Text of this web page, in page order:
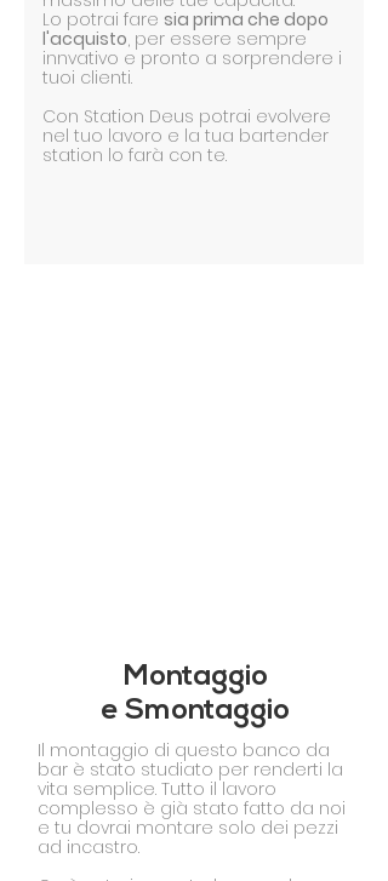
Lo potrai fare sia prima che dopo
l'acquisto, per essere sempre
innvativo e pronto a sorprendere i
tuoi clienti.
Con Station Deus potrai evolvere
nel tuo lavoro e la tua bartender
station lo farà con te.
Montaggio
e Smontaggio
Il montaggio di questo banco da
bar è stato studiato per renderti la
vita semplice. Tutto il lavoro
complesso è già stato fatto da noi
e tu dovrai montare solo dei pezzi
ad incastro.